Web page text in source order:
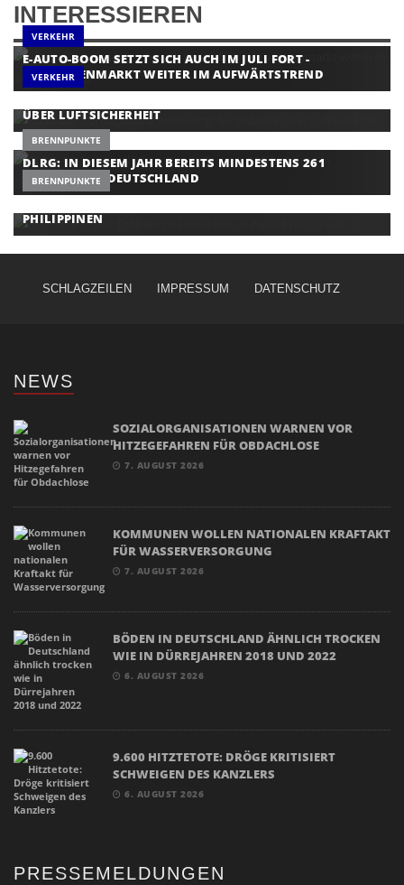
INTERESSIEREN
VERKEHR
E-AUTO-BOOM SETZT SICH AUCH IM JULI FORT -
NEUWAGENMARKT WEITER IM AUFWÄRTSTREND
VERKEHR
ÜBER LUFTSICHERHEIT
BRENNPUNKTE
DLRG: IN DIESEM JAHR BEREITS MINDESTENS 261
BADETOTE IN DEUTSCHLAND
BRENNPUNKTE
PHILIPPINEN
SCHLAGZEILEN IMPRESSUM DATENSCHUTZ
NEWS
SOZIALORGANISATIONEN WARNEN VOR
HITZEGEFAHREN FÜR OBDACHLOSE
7. AUGUST 2026
KOMMUNEN WOLLEN NATIONALEN KRAFTAKT
FÜR WASSERVERSORGUNG
7. AUGUST 2026
BÖDEN IN DEUTSCHLAND ÄHNLICH TROCKEN
WIE IN DÜRREJAHREN 2018 UND 2022
6. AUGUST 2026
9.600 HITZTETOTE: DRÖGE KRITISIERT
SCHWEIGEN DES KANZLERS
6. AUGUST 2026
PRESSEMELDUNGEN